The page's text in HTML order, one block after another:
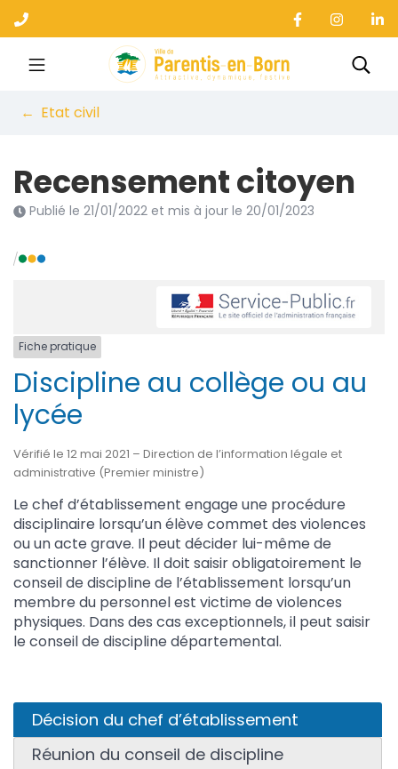
Aller
au
contenu
Ville de Parentis-en-
Etat civil
Recensement citoyen
Publié le 21/01/2022 et mis à jour le 20/01/2023
Fiche pratique
Discipline au collège ou au
lycée
Vérifié le 12 mai 2021 – Direction de l’information légale et
administrative (Premier ministre)
Le chef d’établissement engage une procédure
disciplinaire lorsqu’un élève commet des violences
ou un acte grave. Il peut décider lui-même de
sanctionner l’élève. Il doit saisir obligatoirement le
conseil de discipline de l’établissement lorsqu’un
membre du personnel est victime de violences
physiques. Dans des cas exceptionnels, il peut saisir
le conseil de discipline départemental.
Décision du chef d’établissement
Réunion du conseil de discipline